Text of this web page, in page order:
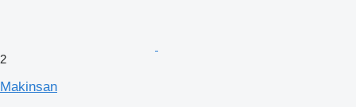
2
Makinsan